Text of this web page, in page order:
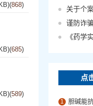
(868)
(685)
(589)
关于个
谨防诈
《药学
点
1 胆碱能抗